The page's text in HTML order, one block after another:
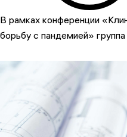
В рамках конференции
борьбу с пандемией»